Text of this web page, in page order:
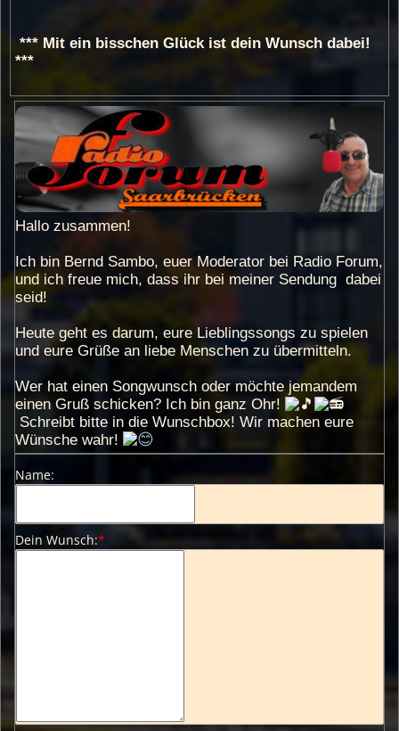
*** Mit ein bisschen Glück ist dein Wunsch dabei!
***
Hallo zusammen!
Ich bin Bernd Sambo, euer Moderator bei Radio Forum,
und ich freue mich, dass ihr bei meiner Sendung dabei
seid!
Heute geht es darum, eure Lieblingssongs zu spielen
und eure Grüße an liebe Menschen zu übermitteln.
Wer hat einen Songwunsch oder möchte jemandem
einen Gruß schicken? Ich bin ganz Ohr!
Schreibt bitte in die Wunschbox! Wir machen eure
Wünsche wahr!
Name:
Dein Wunsch:*